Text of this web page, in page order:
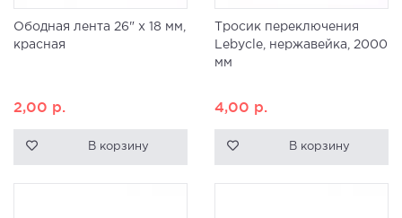
Ободная лента 26" x 18 мм,
красная
2,00 р.
В корзину
Тросик переключения
Lebycle, нержавейка, 2000
мм
4,00 р.
В корзину